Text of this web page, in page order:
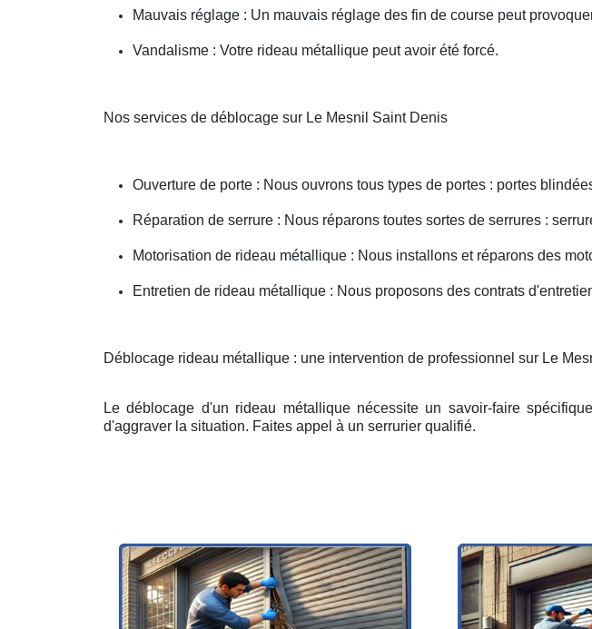
Mauvais réglage : Un mauvais réglage des fin de course peut
Vandalisme : Votre rideau métallique peut avoir été forcé.
Nos services de déblocage sur Le Mesnil Saint Denis
Ouverture de porte : Nous ouvrons tous types de portes : portes
Réparation de serrure : Nous réparons toutes sortes de serrures :
Motorisation de rideau métallique : Nous installons et réparons des
Entretien de rideau métallique : Nous proposons des contrats
Déblocage rideau métallique : une intervention de professionnel sur Le
Le déblocage d'un rideau métallique nécessite un savoir-faire
d'aggraver la situation. Faites appel à un serrurier qualifié.